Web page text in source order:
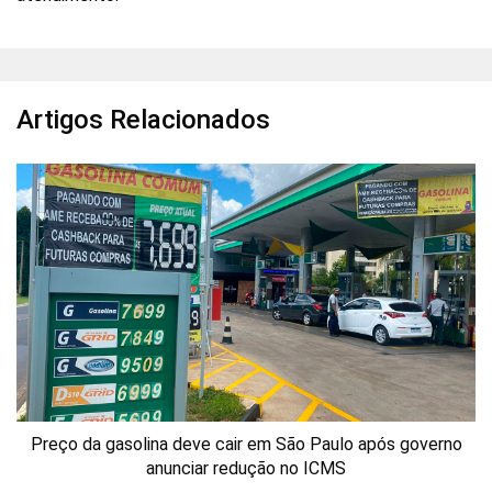
Artigos Relacionados
Preço da gasolina deve cair em São Paulo após governo
anunciar redução no ICMS